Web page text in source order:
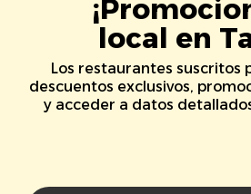
local en
Los restaurantes suscritos
descuentos exclusivos,
y acceder a datos